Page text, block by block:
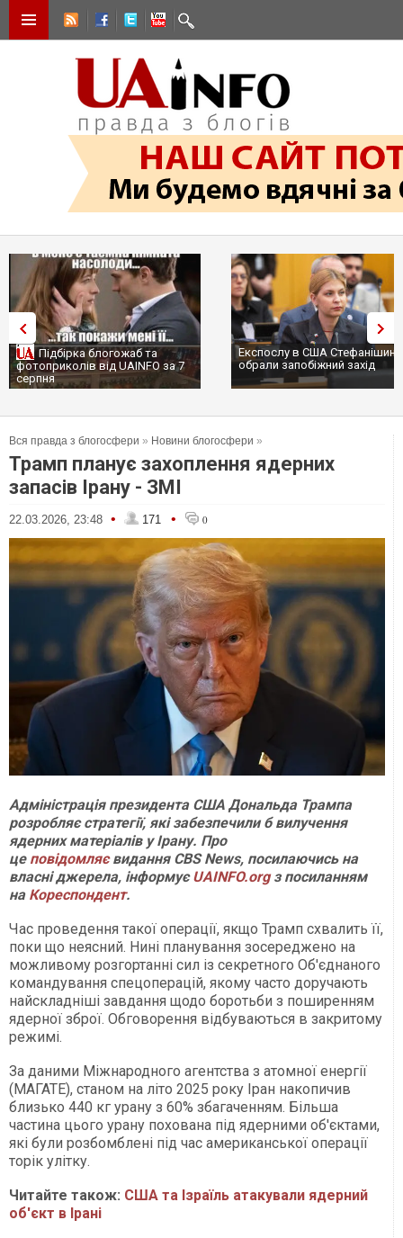
Підбірка блогожаб та
фотоприколів від UAINFO за 7
серпня
Експослу в США
обрали запобіжний захід
Вся правда з блогосфери » Новини блогосфери »
Трамп планує захоплення ядерних
запасів Ірану - ЗМІ
22.03.2026, 23:48 • 171 • 0
Адміністрація президента США Дональда Трампа
розробляє стратегії, які забезпечили б вилучення
ядерних матеріалів у Ірану. Про
це повідомляєвидання CBS News, посилаючись на
власні джерела, інформуєUAINFO.orgз посиланням
на Кореспондент.
Час проведення такої операції, якщо Трамп схвалить її,
поки що неясний. Нині планування зосереджено на
можливому розгортанні сил із секретного Об'єднаного
командування спецоперацій, якому часто доручають
найскладніші завдання щодо боротьби з поширенням
ядерної зброї. Обговорення відбуваються в закритому
режимі.
За даними Міжнародного агентства з атомної енергії
(МАГАТЕ), станом на літо 2025 року Іран накопичив
близько 440 кг урану з 60% збагаченням. Більша
частина цього урану похована під ядерними об'єктами,
які були розбомблені під час американської операції
торік улітку.
Читайте також: США та Ізраїль атакували ядерний
об'єкт в Ірані